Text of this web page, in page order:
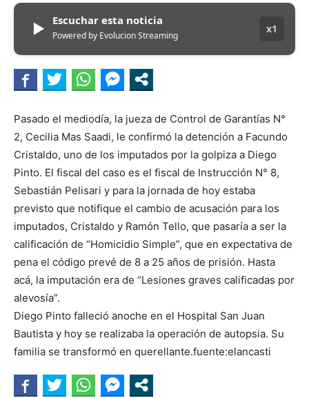
▶ Escuchar esta noticia
Powered by Evolucion Streaming
x1
Pasado el mediodía, la jueza de Control de Garantías N°
2, Cecilia Mas Saadi, le confirmó la detención a Facundo
Cristaldo, uno de los imputados por la golpiza a Diego
Pinto. El fiscal del caso es el fiscal de Instrucción N° 8,
Sebastián Pelisari y para la jornada de hoy estaba
previsto que notifique el cambio de acusación para los
imputados, Cristaldo y Ramón Tello, que pasaría a ser la
calificación de “Homicidio Simple”, que en expectativa de
pena el código prevé de 8 a 25 años de prisión. Hasta
acá, la imputación era de “Lesiones graves calificadas por
alevosía”.
Diego Pinto falleció anoche en el Hospital San Juan
Bautista y hoy se realizaba la operación de autopsia. Su
familia se transformó en querellante.fuente:elancasti